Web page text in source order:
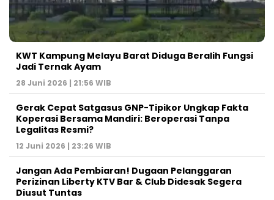
KWT Kampung Melayu Barat Diduga Beralih Fungsi
Jadi Ternak Ayam
28 Juni 2026 | 21:56 WIB
Gerak Cepat Satgasus GNP-Tipikor Ungkap Fakta
Koperasi Bersama Mandiri: Beroperasi Tanpa
Legalitas Resmi?
12 Juni 2026 | 23:26 WIB
Jangan Ada Pembiaran! Dugaan Pelanggaran
Perizinan Liberty KTV Bar & Club Didesak Segera
Diusut Tuntas